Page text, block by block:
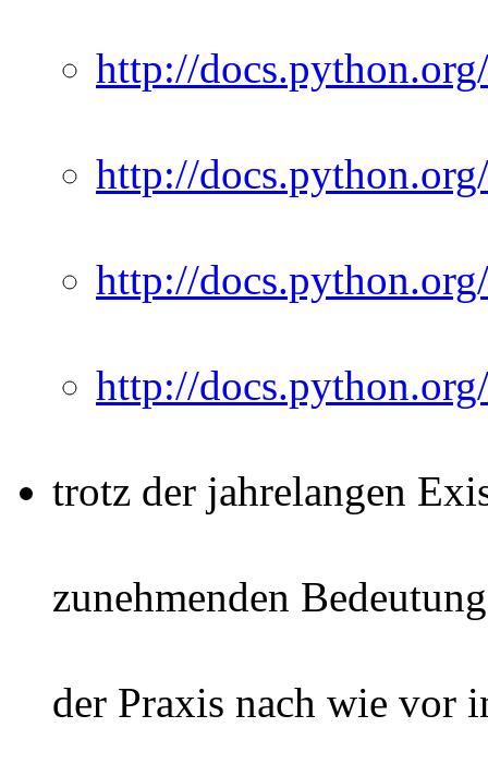
http://
http://
http://
http://
trotz der jahrelangen
zunehmenden
der Praxis nach wie vor